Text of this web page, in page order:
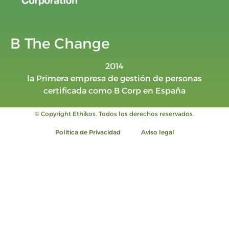
B The Change
2014
la Primera empresa de gestión de personas
certificada como B Corp en España
© Copyright Ethikos. Todos los derechos reservados.
Política de Privacidad Aviso legal